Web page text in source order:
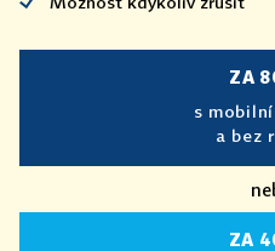
ZA
s
a bez
ZA